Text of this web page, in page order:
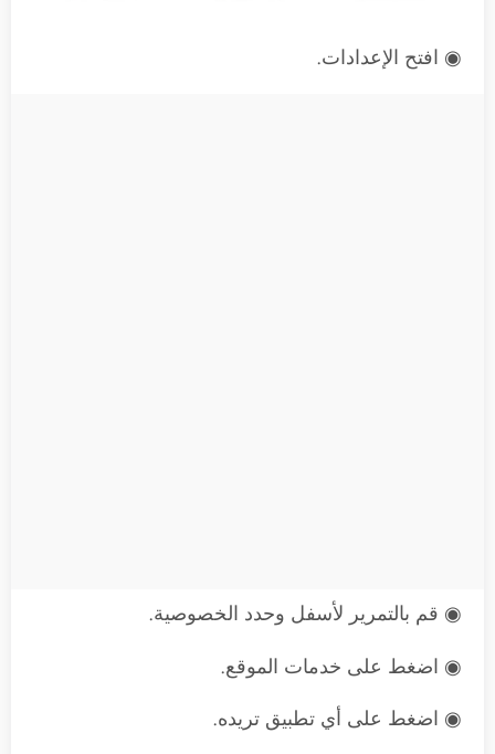
◉ افتح الإعدادات.
◉ قم بالتمرير لأسفل وحدد الخصوصية.
◉ اضغط على خدمات الموقع.
◉ اضغط على أي تطبيق تريده.